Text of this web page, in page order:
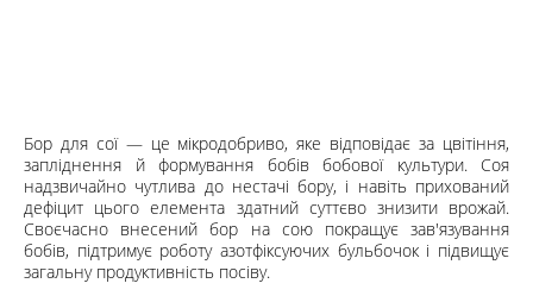
Бор для сої — це мікродобриво, яке відповідає за цвітіння,
запліднення й формування бобів бобової культури. Соя
надзвичайно чутлива до нестачі бору, і навіть прихований
дефіцит цього елемента здатний суттєво знизити врожай.
Своєчасно внесений бор на сою покращує зав'язування
бобів, підтримує роботу азотфіксуючих бульбочок і підвищує
загальну продуктивність посіву.